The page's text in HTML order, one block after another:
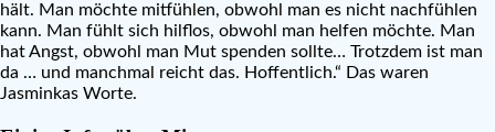
hält. Man möchte mitfühlen, obwohl man es nicht nachfühlen
kann. Man fühlt sich hilflos, obwohl man helfen möchte. Man
hat Angst, obwohl man Mut spenden sollte… Trotzdem ist man
da … und manchmal reicht das. Hoffentlich.“ Das waren
Jasminkas Worte.